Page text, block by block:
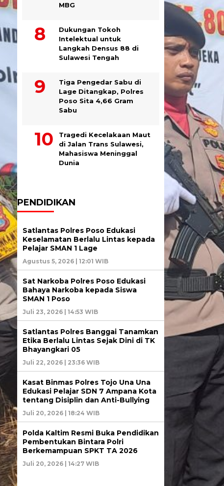
MBG
Dukungan Tokoh
Intelektual untuk
Langkah Densus 88 di
Sulawesi Tengah
Tiga Pengedar Sabu di
Lage Ditangkap, Polres
Poso Sita 4,66 Gram
Sabu
Tragedi Kecelakaan Maut
di Jalan Trans Sulawesi,
Mahasiswa Meninggal
Dunia
PENDIDIKAN
Satlantas Polres Poso Edukasi
Keselamatan Berlalu Lintas kepada
Pelajar SMAN 1 Lage
Agustus 5, 2026 | 12:01 WIB
Sat Narkoba Polres Poso Edukasi
Bahaya Narkoba kepada Siswa
SMAN 1 Poso
Juli 23, 2026 | 14:53 WIB
Satlantas Polres Banggai Tanamkan
Etika Berlalu Lintas Sejak Dini di TK
Bhayangkari 05
Juli 22, 2026 | 23:36 WIB
Kasat Binmas Polres Tojo Una Una
Edukasi Pelajar SDN 7 Ampana Kota
tentang Disiplin dan Anti-Bullying
Juli 20, 2026 | 18:24 WIB
Polda Kaltim Resmi Buka Pendidikan
Pembentukan Bintara Polri
Berkemampuan SPKT TA 2026
Juli 20, 2026 | 14:27 WIB